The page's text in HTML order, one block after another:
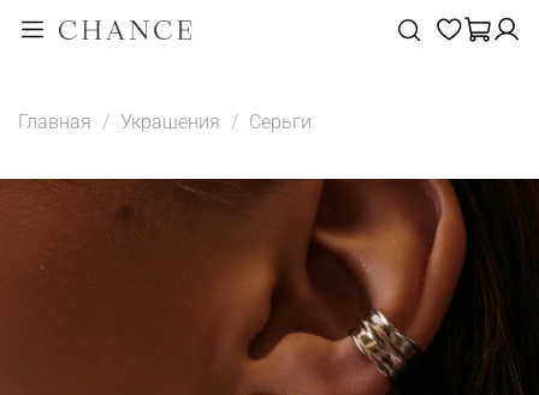
Главная Украшения Серьги